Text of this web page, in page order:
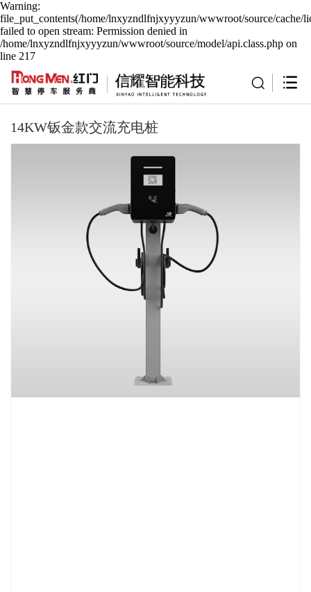
Warning:
file_put_contents(/home/lnxyzndlfnjxyyyzun/wwwroot/source/cache/
failed to open stream: Permission denied in
/home/lnxyzndlfnjxyyyzun/wwwroot/source/model/api.class.php on
line 217
14KW钣金款交流充电桩